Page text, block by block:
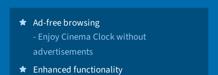
Ad-free browsing
- Enjoy Cinema Clock without
advertisements
Enhanced functionality